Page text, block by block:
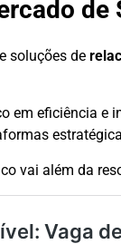
de
soluções de
em eficiência e
vai além da